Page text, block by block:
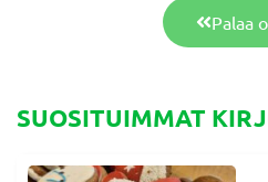
Palaa
SUOSITUIMMAT